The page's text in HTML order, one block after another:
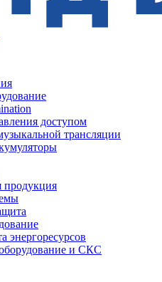
доступом
трансляции
продукция
энергоресурсов
и СКС